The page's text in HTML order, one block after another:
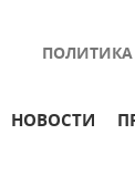
ПОЛИТИКА
НОВОСТИ